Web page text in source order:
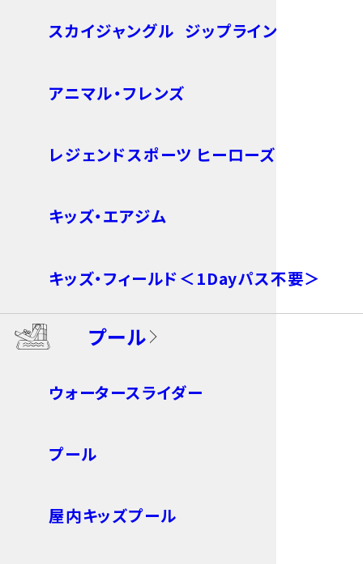
スカイジャングル ジップライン
アニマル・フレンズ
レジェンドスポーツ ヒーローズ
キッズ・エアジム
キッズ・フィールド＜1Dayパス不要＞
ビリヤード
卓球
ゲームコーナー＜1Dayパス不要＞
キッズ・アドベンチャータワー＜1Dayパ
プール
ウォータースライダー
プール
屋内キッズプール